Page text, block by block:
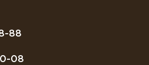
88
08